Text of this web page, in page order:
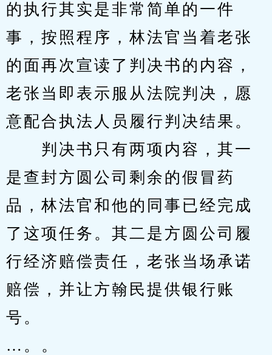
的执行其实是非常简单的一件
事，按照程序，林法官当着老张
的面再次宣读了判决书的内容，
老张当即表示服从法院判决，愿
意配合执法人员履行判决结果。
判决书只有两项内容，其一
是查封方圆公司剩余的假冒药
品，林法官和他的同事已经完成
了这项任务。其二是方圆公司履
行经济赔偿责任，老张当场承诺
赔偿，并让方翰民提供银行账
号。
…。。